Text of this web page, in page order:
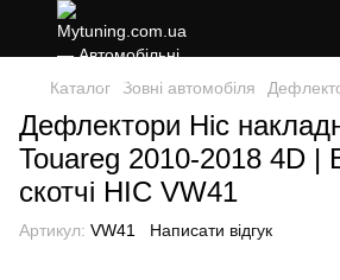
Каталог Зовні автомобіля
Дефлектори Hic
Touareg 2010-2018 4D |
скотчі HIC VW41
Артикул: VW41 Написати відгук